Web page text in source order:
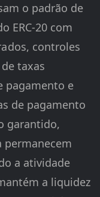
o padrão de
ERC-20 com
controles
taxas
pagamento e
de pagamento
garantido,
permanecem
a atividade
a liquidez